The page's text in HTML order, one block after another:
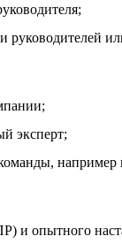
руководителей
эксперт;
и опытного